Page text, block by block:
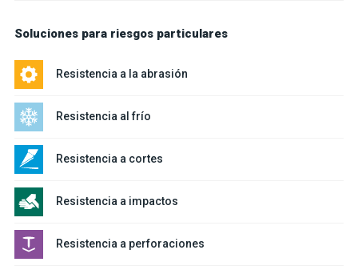
Soluciones para riesgos particulares
Resistencia a la abrasión
Resistencia al frío
Resistencia a cortes
Resistencia a impactos
Resistencia a perforaciones